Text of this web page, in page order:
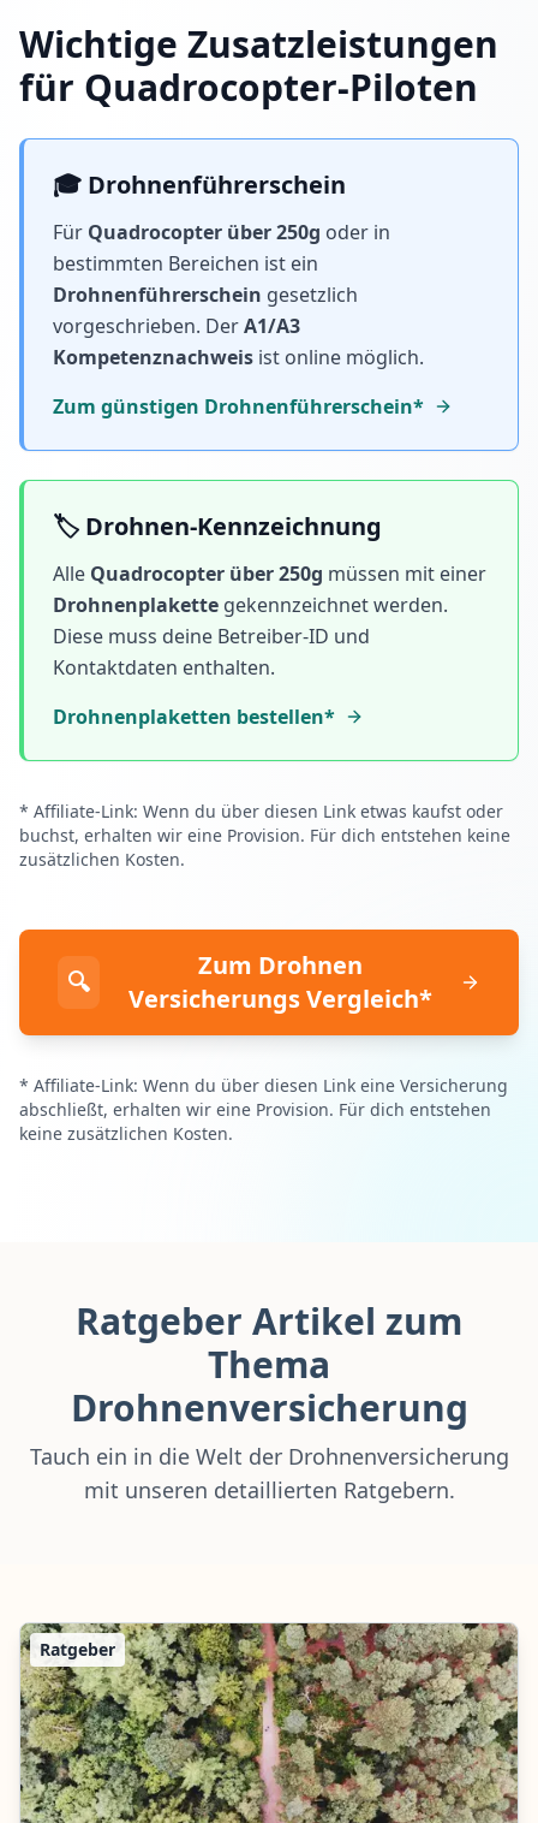
Wichtige Zusatzleistungen
für Quadrocopter-Piloten
🎓 Drohnenführerschein
Für Quadrocopter über 250g oder in
bestimmten Bereichen ist ein
Drohnenführerschein gesetzlich
vorgeschrieben. DerA1/A3
Kompetenznachweis ist online möglich.
Zum günstigen Drohnenführerschein*
🏷️ Drohnen-Kennzeichnung
Alle Quadrocopter über 250g müssen mit einer
Drohnenplakette gekennzeichnet werden.
Diese muss deine Betreiber-ID und
Kontaktdaten enthalten.
Drohnenplaketten bestellen*
* Affiliate-Link: Wenn du über diesen Link etwas kaufst oder
buchst, erhalten wir eine Provision. Für dich entstehen keine
zusätzlichen Kosten.
🔍
Zum Drohnen
Versicherungs Vergleich*
* Affiliate-Link: Wenn du über diesen Link eine Versicherung
abschließt, erhalten wir eine Provision. Für dich entstehen
keine zusätzlichen Kosten.
Ratgeber Artikel zum
Thema
Drohnenversicherung
Tauch ein in die Welt der Drohnenversicherung
mit unseren detaillierten Ratgebern.
Ratgeber